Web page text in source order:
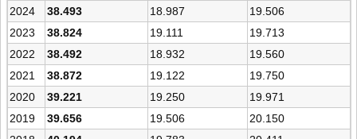
2024
38.493 18.987
19.506
2023
38.824 19.111
19.713
2022
38.492 18.932
19.560
2021
38.872 19.122
19.750
2020
39.221 19.250
19.971
2019
39.656 19.506
20.150